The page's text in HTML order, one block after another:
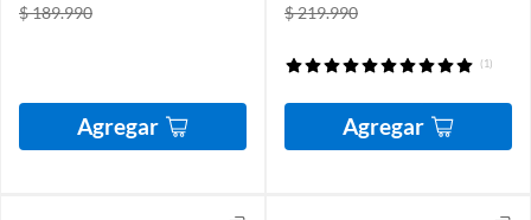
$ 189.990
Agregar
$ 219.990
(1)
Agregar